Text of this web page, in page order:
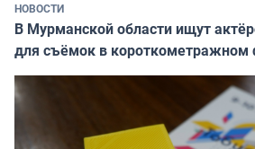
НОВОСТИ
В Мурманской области ищут
для съёмок в